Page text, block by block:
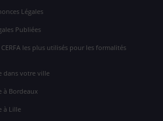
Légales
Publiées
les plus utilisés pour les formalités
dans votre ville
à Bordeaux
à Lille